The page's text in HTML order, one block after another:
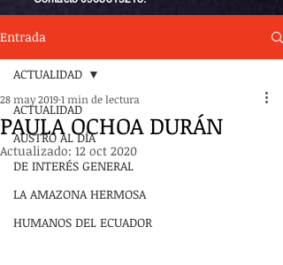
Entrada
ACTUALIDAD
AUSTRO AL DÍA
DE INTERÉS GENERAL
LA AMAZONA HERMOSA
HUMANOS DEL ECUADOR
ACTUALIDAD
PAULA OCHOA DURÁN
28 may 20191 min de lectura
Actualizado: 12 oct 2020